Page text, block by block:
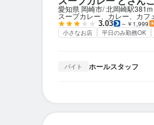
愛知県 岡崎市 北岡崎駅381m
スープカレー、カレー、カフ
3.03 ～￥1,999
小さなお店
平日のみ勤務OK
バイト ホールスタッフ